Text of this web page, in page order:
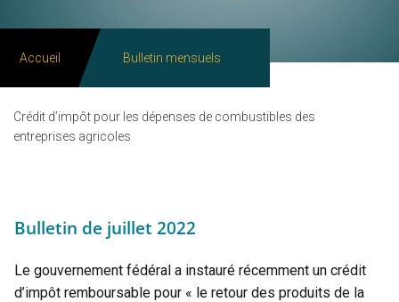
Accueil Bulletin mensuels
Crédit d’impôt pour les dépenses de combustibles des
entreprises agricoles
Bulletin de juillet 2022
Le gouvernement fédéral a instauré récemment un crédit
d’impôt remboursable pour « le retour des produits de la